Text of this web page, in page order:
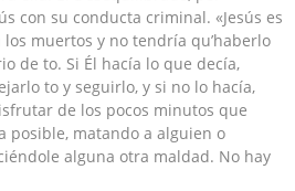
con su conducta criminal. «Jesús es
los muertos y no tendría qu’haberlo
de to. Si Él hacía lo que decía,
to y seguirlo, y si no lo hacía,
de los pocos minutos que
posible, matando a alguien o
alguna otra maldad. No hay